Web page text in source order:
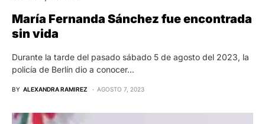
María Fernanda Sánchez fue encontrada
sin vida
Durante la tarde del pasado sábado 5 de agosto del 2023, la
policía de Berlín dio a conocer…
BY ALEXANDRA RAMIREZ AGOSTO 7, 2023